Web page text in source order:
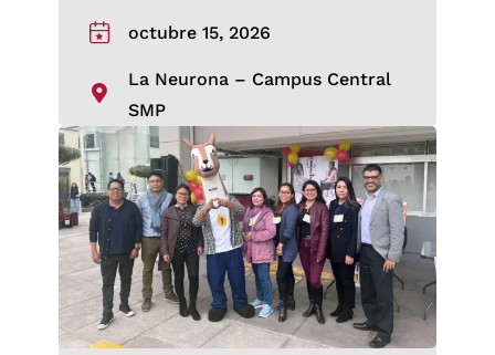
octubre 15, 2026
La Neurona – Campus Central
SMP